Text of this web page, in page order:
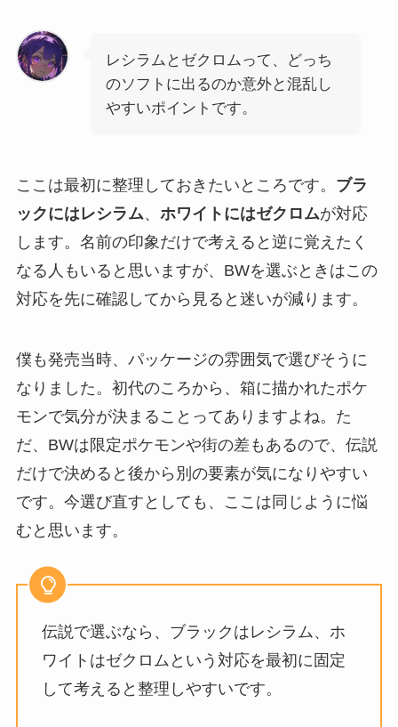
レシラムとゼクロムって、どっち
のソフトに出るのか意外と混乱し
やすいポイントです。
ここは最初に整理しておきたいところです。 ブラ
ックにはレシラム、 ホワイトにはゼクロムが対応
します。名前の印象だけで考えると逆に覚えたく
なる人もいると思いますが、BWを選ぶときはこの
対応を先に確認してから見ると迷いが減ります。
僕も発売当時、パッケージの雰囲気で選びそうに
なりました。初代のころから、箱に描かれたポケ
モンで気分が決まることってありますよね。た
だ、BWは限定ポケモンや街の差もあるので、伝説
だけで決めると後から別の要素が気になりやすい
です。今選び直すとしても、ここは同じように悩
むと思います。
伝説で選ぶなら、ブラックはレシラム、ホ
ワイトはゼクロムという対応を最初に固定
して考えると整理しやすいです。